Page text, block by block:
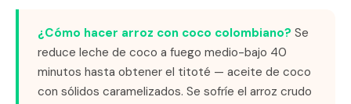
¿Cómo hacer arroz con coco colombiano? Se
reduce leche de coco a fuego medio-bajo 40
minutos hasta obtener el titoté — aceite de coco
con sólidos caramelizados. Se sofríe el arroz crudo